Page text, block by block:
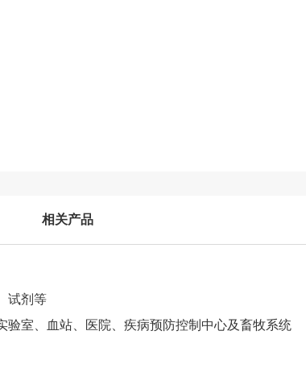
相关产品
试剂等
验室、血站、医院、疾病预防控制中心及畜牧系统